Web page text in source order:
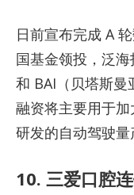
日前宣布完成 A
国基金领投，泛
和 BAI（贝塔斯曼
融资将主要用于
研发的自动驾驶量
10. 三爱口腔